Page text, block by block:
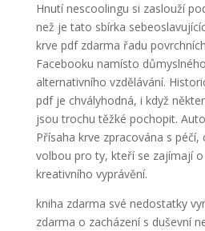
Hnutí nescoolingu si zaslouží
než je tato sbírka
krve pdf zdarma řadu
Facebooku namísto
alternativního vzdělávání.
pdf je chvályhodná, i když
jsou trochu těžké pochopit.
Přísaha krve zpracována s péčí,
volbou pro ty, kteří se zajímají
kreativního vyprávění.
kniha zdarma své nedostatky
zdarma o zacházení s duševní